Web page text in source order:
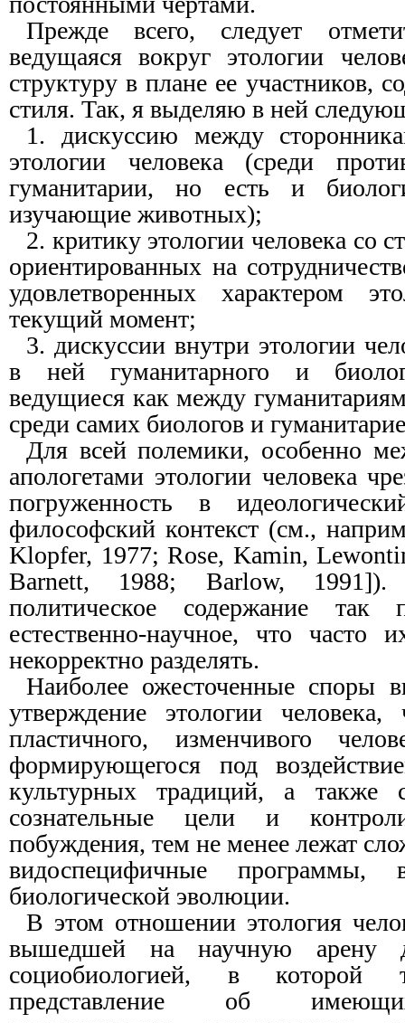
Прежде всего, следует
ведущаяся вокруг этологии
структуру в плане ее участников,
стиля. Так, я выделяю в ней
1. дискуссию между
этологии человека (среди
гуманитарии, но есть и
изучающие животных);
2. критику этологии человека со
ориентированных на
удовлетворенных характером
текущий момент;
3. дискуссии внутри этологии
в ней гуманитарного и
ведущиеся как между
среди самих биологов и
Для всей полемики, особенно
апологетами этологии человека
погруженность в
философский контекст (см.,
Klopfer, 1977; Rose, Kamin,
Barnett, 1988; Barlow, 1991]).
политическое содержание так
естественно-научное, что
некорректно разделять.
Наиболее ожесточенные споры
утверждение этологии
пластичного, изменчивого
формирующегося под
культурных традиций, а также
сознательные цели и
побуждения, тем не менее лежат
видоспецифичные
биологической эволюции.
В этом отношении этология
вышедшей на научную арену
социобиологией, в которой
представление об